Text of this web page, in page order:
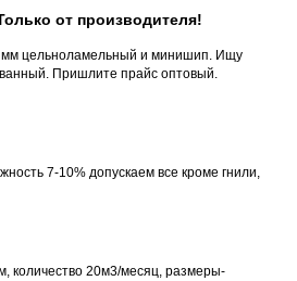
от производителя!
мм цельноламельный и минишип. Ищу
Пришлите прайс оптовый.
7-10% допускаем все кроме гнили,
20м3/месяц, размеры-